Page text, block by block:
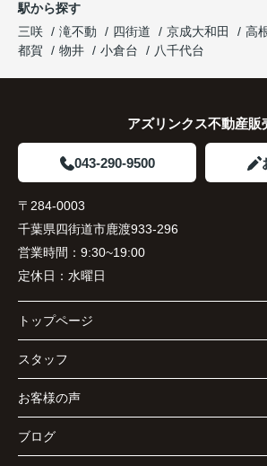
駅から探す
三咲
滝不動 四街道 京成大和田 高
都賀
物井 小倉台 八千代台
アズリンクス不動産販
043-290-9500
〒284-0003
千葉県四街道市鹿渡933-296
営業時間： 9:30~19:00
定休日： 水曜日
トップページ
スタッフ
お客様の声
ブログ